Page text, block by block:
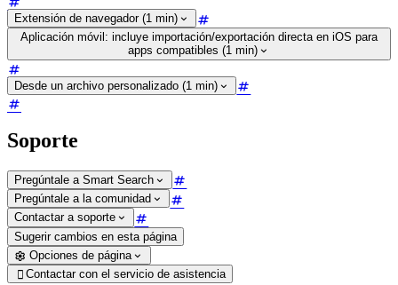
Extensión de navegador (1 min)
Aplicación móvil: incluye importación/exportación directa en iOS para
apps compatibles (1 min)
Desde un archivo personalizado (1 min)
Soporte
Pregúntale a Smart Search
Pregúntale a la comunidad
Contactar a soporte
Sugerir cambios en esta página
Opciones de página
 Contactar con el servicio de asistencia